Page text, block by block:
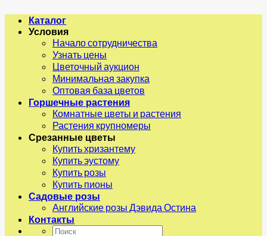
Каталог
Условия
Начало сотрудничества
Узнать цены
Цветочный аукцион
Минимальная закупка
Оптовая база цветов
Горшечные растения
Комнатные цветы и растения
Растения крупномеры
Срезанные цветы
Купить хризантему
Купить эустому
Купить розы
Купить пионы
Садовые розы
Английские розы Дэвида Остина
Контакты
Искать: